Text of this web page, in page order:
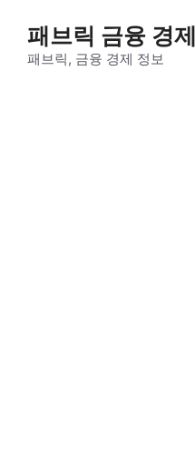
패브릭 금융 경제
패브릭, 금융 경제 정보